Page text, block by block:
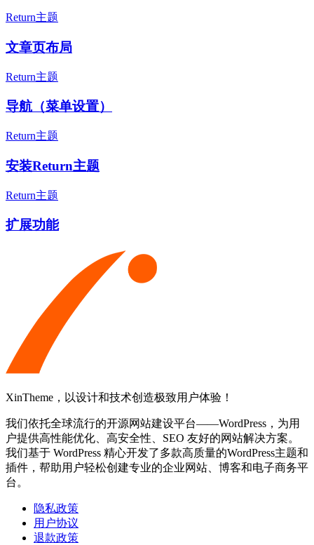
Return主题
文章页布局
Return主题
导航（菜单设置）
Return主题
安装Return主题
Return主题
扩展功能
XinTheme，以设计和技术创造极致用户体验！
我们依托全球流行的开源网站建设平台——WordPress，为用
户提供高性能优化、高安全性、SEO 友好的网站解决方案。
我们基于 WordPress 精心开发了多款高质量的WordPress主题和
插件，帮助用户轻松创建专业的企业网站、博客和电子商务平
台。
隐私政策
用户协议
退款政策